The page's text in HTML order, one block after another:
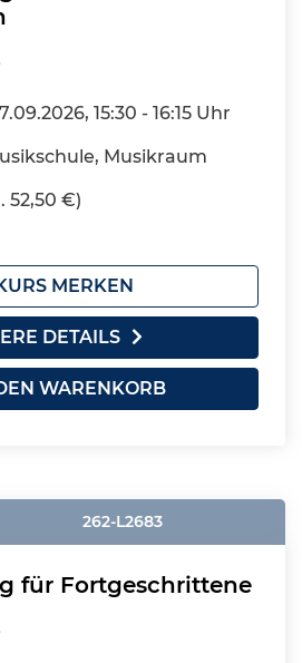
15:30 - 16:15 Uhr
Musikraum
52,50 €)
MERKEN
DETAILS
WARENKORB
262-L2683
für Fortgeschrittene